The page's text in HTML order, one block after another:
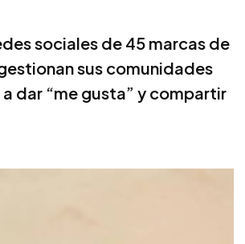
sociales de 45 marcas de
sus comunidades
dar “me gusta” y compartir